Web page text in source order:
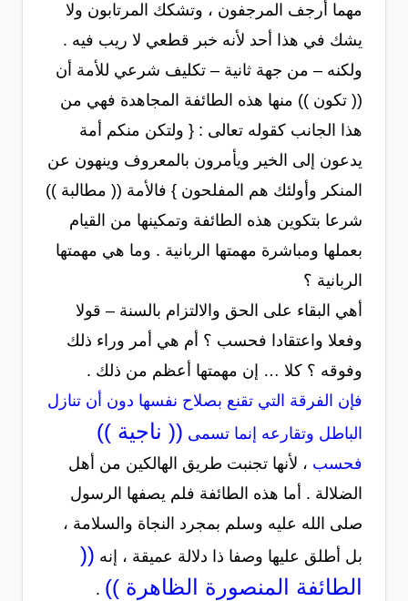
مهما أرجف المرجفون ، وتشكك المرتابون ولا
يشك في هذا أحد لأنه خبر قطعي لا ريب فيه .
ولكنه – من جهة ثانية – تكليف شرعي للأمة أن
(( تكون )) منها هذه الطائفة المجاهدة فهي من
هذا الجانب كقوله تعالى : { ولتكن منكم أمة
يدعون إلى الخير ويأمرون بالمعروف وينهون عن
المنكر وأولئك هم المفلحون } فالأمة (( مطالبة ))
شرعا بتكوين هذه الطائفة وتمكينها من القيام
بعملها ومباشرة مهمتها الربانية . وما هي مهمتها
الربانية ؟
أهي البقاء على الحق والالتزام بالسنة – قولا
وفعلا واعتقادا فحسب ؟ أم هي أمر وراء ذلك
وفوقه ؟ كلا … إن مهمتها أعظم من ذلك .
فإن الفرقة التي تقنع بصلاح نفسها دون أن تنازل
الباطل وتقارعه إنما تسمى (( ناجية ))
فحسب ، لأنها تجنبت طريق الهالكين من أهل
الضلالة . أما هذه الطائفة فلم يصفها الرسول
صلى الله عليه وسلم بمجرد النجاة والسلامة ،
بل أطلق عليها وصفا ذا دلالة عميقة ، إنه ((
الطائفة المنصورة الظاهرة )) .